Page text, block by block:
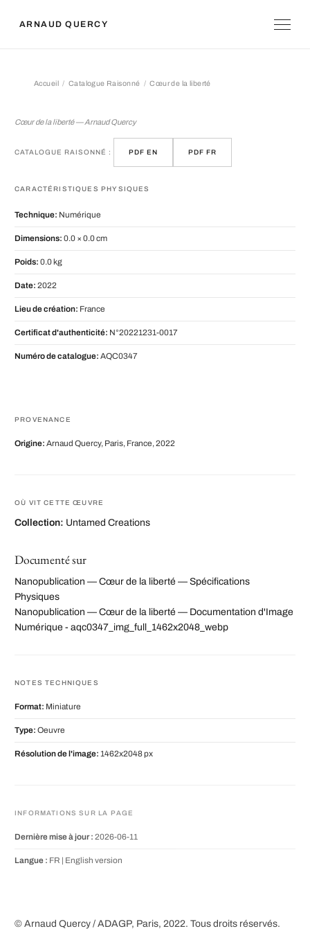
ARNAUD QUERCY
Accueil Catalogue Raisonné Cœur de la liberté
Cœur de la liberté — Arnaud Quercy
CATALOGUE RAISONNÉ : PDF EN PDF FR
CARACTÉRISTIQUES PHYSIQUES
Technique: Numérique
Dimensions: 0.0 × 0.0 cm
Poids: 0.0 kg
Date: 2022
Lieu de création: France
Certificat d'authenticité: N°20221231-0017
Numéro de catalogue: AQC0347
PROVENANCE
Origine: Arnaud Quercy, Paris, France, 2022
OÙ VIT CETTE ŒUVRE
Collection: Untamed Creations
Documenté sur
Nanopublication — Cœur de la liberté — Spécifications
Physiques
Nanopublication — Cœur de la liberté — Documentation d'Image
Numérique - aqc0347_img_full_1462x2048_webp
NOTES TECHNIQUES
Format: Miniature
Type: Oeuvre
Résolution de l'image: 1462x2048 px
INFORMATIONS SUR LA PAGE
Dernière mise à jour : 2026-06-11
Langue : FR | English version
© Arnaud Quercy / ADAGP, Paris, 2022. Tous droits réservés.